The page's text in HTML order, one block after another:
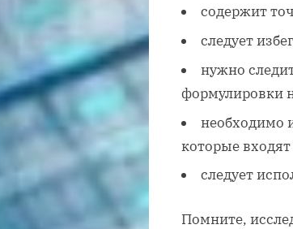
содержит
следует
нужно
формулировки
необходимо
которые
следует
Помните,